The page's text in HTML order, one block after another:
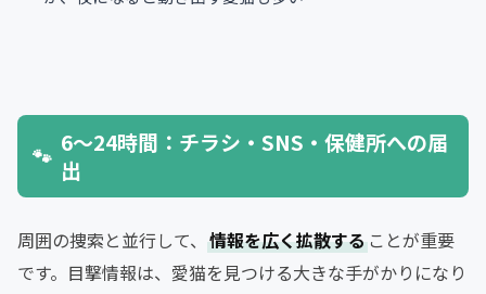
6〜24時間：チラシ・SNS・保健所への届
出
周囲の捜索と並行して、 情報を広く拡散する ことが重要
です。目撃情報は、愛猫を見つける大きな手がかりになり